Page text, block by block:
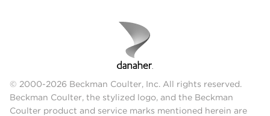
© 2000-2026 Beckman Coulter, Inc. All rights reserved.
Beckman Coulter, the stylized logo, and the Beckman
Coulter product and service marks mentioned herein are